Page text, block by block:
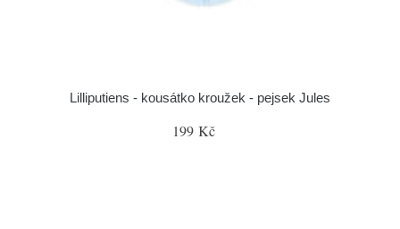
Lilliputiens - kousátko kroužek - pejsek Jules
199 Kč